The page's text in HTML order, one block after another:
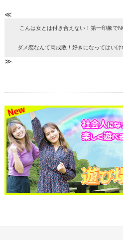
≪
こんは女とは付き合えない！第一印象で
ダメ恋なんて両成敗！好きになってはい
≫